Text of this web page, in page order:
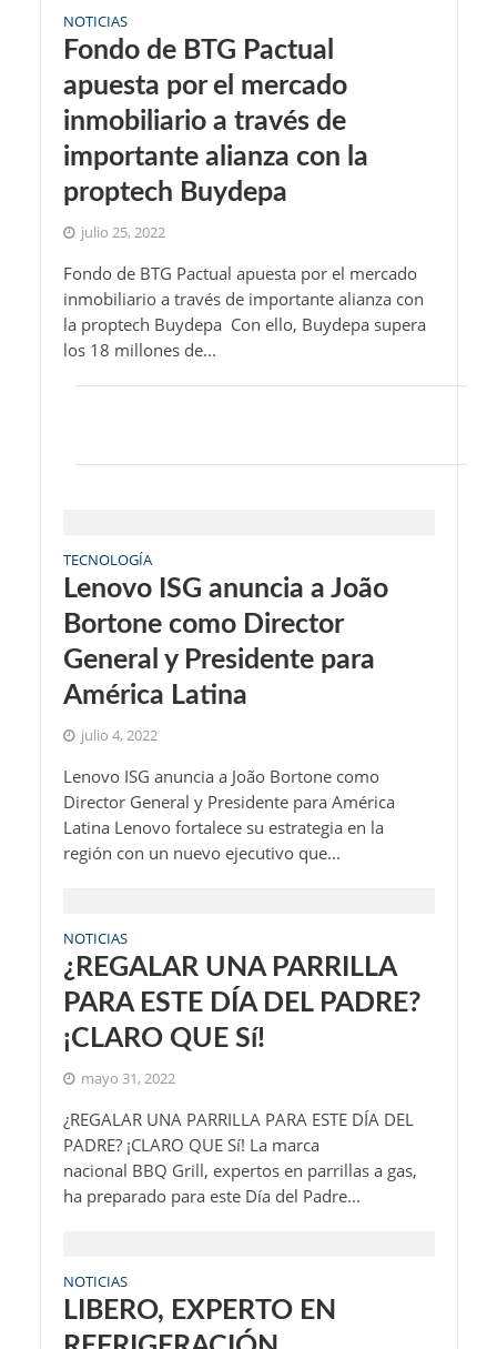
NOTICIAS
Fondo de BTG Pactual
apuesta por el mercado
inmobiliario a través de
importante alianza con la
proptech Buydepa
julio 25, 2022
Fondo de BTG Pactual apuesta por el mercado
inmobiliario a través de importante alianza con
la proptech Buydepa Con ello, Buydepa supera
los 18 millones de...
TECNOLOGÍA
Lenovo ISG anuncia a João
Bortone como Director
General y Presidente para
América Latina
julio 4, 2022
Lenovo ISG anuncia a João Bortone como
Director General y Presidente para América
Latina Lenovo fortalece su estrategia en la
región con un nuevo ejecutivo que...
NOTICIAS
¿REGALAR UNA PARRILLA
PARA ESTE DÍA DEL PADRE?
¡CLARO QUE Sí!
mayo 31, 2022
¿REGALAR UNA PARRILLA PARA ESTE DÍA DEL
PADRE? ¡CLARO QUE Sí! La marca
nacional BBQ Grill, expertos en parrillas a gas,
ha preparado para este Día del Padre...
NOTICIAS
LIBERO, EXPERTO EN